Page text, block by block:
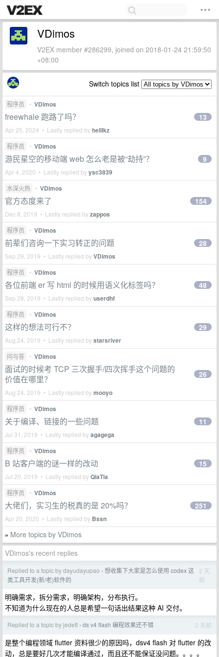
VDimos
V2EX member #286299, joined on 2018-01-24 21:59:50
+08:00
Switch topics list
程序员 • VDimos
freewhale 跑路了吗？
Apr 25, 2024 • Lastly replied byhelllkz
13
程序员 • VDimos
游民星空的移动端 web 怎么老是被“劫持”？
Apr 4, 2020 • Lastly replied byysc3839
9
水深火热 • VDimos
官方态度来了
Dec 8, 2019 • Lastly replied byzappos
154
程序员 • VDimos
前辈们咨询一下实习转正的问题
Sep 29, 2019 • Lastly replied byVDimos
28
程序员 • VDimos
各位前端 er 写 html 的时候用语义化标签吗？
Sep 28, 2019 • Lastly replied byuserdhf
48
程序员 • VDimos
这样的想法可行不？
Aug 24, 2019 • Lastly replied bystarsriver
29
问与答 • VDimos
面试的时候考 TCP 三次握手/四次挥手这个问题的
价值在哪里？
Aug 24, 2019 • Lastly replied bymooyo
26
程序员 • VDimos
关于编译、链接的一些问题
Jul 31, 2019 • Lastly replied byagagega
11
程序员 • VDimos
B 站客户端的谜一样的改动
Jul 20, 2019 • Lastly replied byQiaTia
15
程序员 • VDimos
大佬们，实习生的税真的是 20%吗？
Apr 20, 2020 • Lastly replied by Bssn
251
» More topics by VDimos
VDimos's recent replies
Replied to a topic by dayudayupao › 想收集下大家是怎么使用 codex 这
类工具开发(新/老)软件的
2 天
前
明确需求，拆分需求，明确架构，分布执行。
不知道为什么现在的人总是希望一句话出结果这种 AI 交付。
Replied to a topic by jedeft › ds v4 flash 编程效果还不错 2 天前
是整个编程领域 flutter 资料很少的原因吗，dsv4 flash 对 flutter 的改
动，总是要好几次才能编译通过，而且还不能保证没问题。。。。